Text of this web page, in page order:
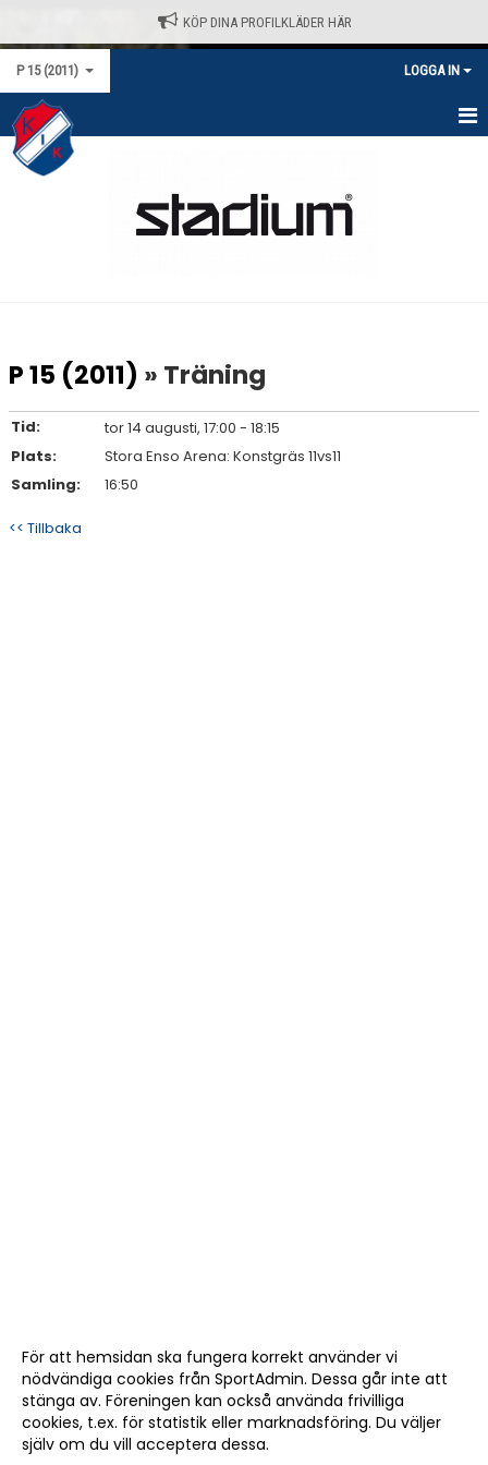
KÖP DINA PROFILKLÄDER HÄR
P 15 (2011) LOGGA IN
HEM
BILDGALLERI
KONTAKT
P 15 (2011) » Träning
Tid:
tor 14 augusti, 17:00 - 18:15
Plats:
Stora Enso Arena: Konstgräs 11vs11
Samling:
16:50
<< Tillbaka
För att hemsidan ska fungera korrekt använder vi
nödvändiga cookies från SportAdmin. Dessa går inte att
stänga av. Föreningen kan också använda frivilliga
cookies, t.ex. för statistik eller marknadsföring. Du väljer
själv om du vill acceptera dessa.